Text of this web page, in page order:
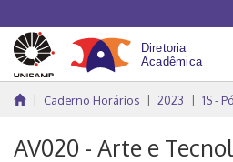
Caderno Horários 2023 1S -
AV020 - Arte e